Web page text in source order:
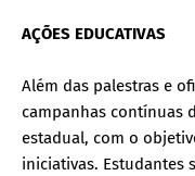
AÇÕES EDUCATIVAS
Além das palestras e
campanhas contínuas
estadual, com o
iniciativas. Estudantes